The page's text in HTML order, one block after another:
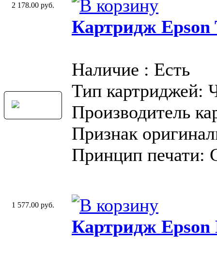
2 178.00 руб.
Картридж Epson
Наличие : Есть
Тип картриджей:
Производитель
Признак
Принцип печати:
1 577.00 руб.
Картридж Epson